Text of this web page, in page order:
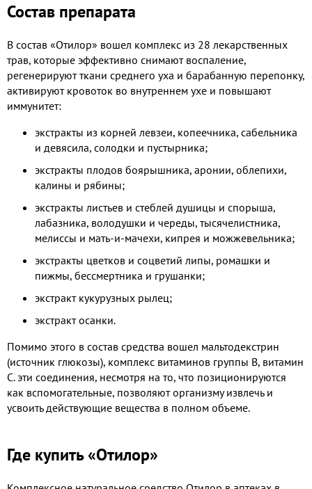
Состав препарата
В состав «Отилор» вошел комплекс из 28 лекарственных
трав, которые эффективно снимают воспаление,
регенерируют ткани среднего уха и барабанную перепонку,
активируют кровоток во внутреннем ухе и повышают
иммунитет:
экстракты из корней левзеи, копеечника, сабельника
и девясила, солодки и пустырника;
экстракты плодов боярышника, аронии, облепихи,
калины и рябины;
экстракты листьев и стеблей душицы и спорыша,
лабазника, володушки и череды, тысячелистника,
мелиссы и мать-и-мачехи, кипрея и можжевельника;
экстракты цветков и соцветий липы, ромашки и
пижмы, бессмертника и грушанки;
экстракт кукурузных рылец;
экстракт осанки.
Помимо этого в состав средства вошел мальтодекстрин
(источник глюкозы), комплекс витаминов группы В, витамин
С. эти соединения, несмотря на то, что позиционируются
как вспомогательные, позволяют организму извлечь и
усвоить действующие вещества в полном объеме.
Где купить «Отилор»